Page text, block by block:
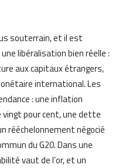
souterrain, et il est
libéralisation bien réelle :
aux capitaux étrangers,
international. Les
: une inflation
pour cent, une dette
rééchelonnement négocié
du G20. Dans une
vaut de l’or, et un